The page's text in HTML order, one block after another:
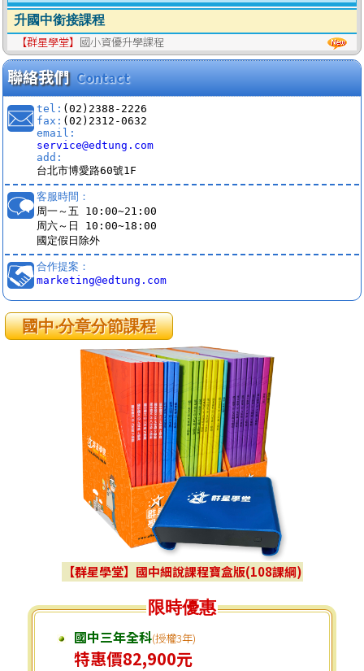
升國中銜接課程
【群星學堂】 國小資優升學課程
聯絡我們 Contact
tel: (02)2388-2226
fax: (02)2312-0632
email:
service@edtung.com
add:
台北市博愛路60號1F
客服時間：
周一～五 10:00~21:00
周六～日 10:00~18:00
國定假日除外
合作提案：
marketing@edtung.com
國中‧分章分節課程
【群星學堂】國中細說課程寶盒版(108課綱)
限時優惠
國中三年全科(授權3年)
特惠價82,900元